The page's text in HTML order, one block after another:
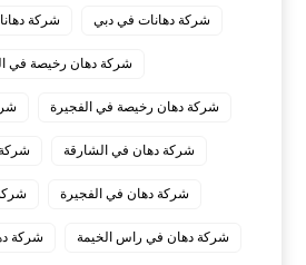
شركة دهانات في دبي شركة
شركة دهان رخيصة في
شركة دهان رخيصة في الفجيرة
شركة دهان في الشارقة
شركة دهان في الفجيرة
شركة دهان في راس الخيمة شركة